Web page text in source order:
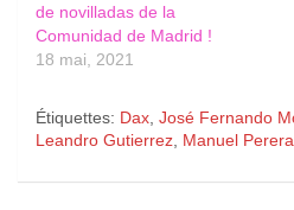
de novilladas de la
Comunidad de Madrid !
18 mai, 2021
Étiquettes: Dax José Fernando
Leandro Gutierrez Manuel Perera